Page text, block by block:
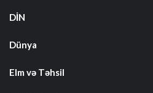
DİN
Dünya
Elm və Təhsil